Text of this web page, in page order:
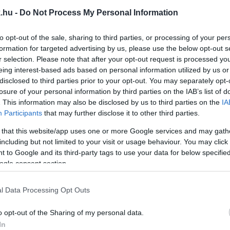
- Do Not Process My Personal Information
opt-out of the sale, sharing to third parties, or processing of your
for targeted advertising by us, please use the below opt-out
selection. Please note that after your opt-out request is processed
interest-based ads based on personal information utilized by us
to third parties prior to your opt-out. You may separately
of your personal information by third parties on the IAB’s list of
This information may also be disclosed by us to third parties on the
Participants that may further disclose it to other third parties.
that this website/app uses one or more Google services and may
but not limited to your visit or usage behaviour. You may
to Google and its third-party tags to use your data for below
consent section.
Data Processing Opt Outs
opt-out of the Sharing of my personal data.
VÁGTAK FEL A SZOMBATHELYI
aszfalt húzta a rövidebbet.
SPORT UTCÁT
AKARJÁK FELÚJÍTANI SZOMBATHELYEN?
vannak annál, mint amit az országgyűlési
közelsége miatt akarják inkább a